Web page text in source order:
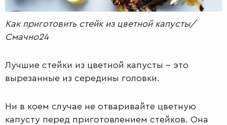
Как приготовить стейк из цветной капусты/
Смачно24
Лучшие стейки из цветной капусты – это
вырезанные из середины головки.
Ни в коем случае не отваривайте цветную
капусту перед приготовлением стейков. Она